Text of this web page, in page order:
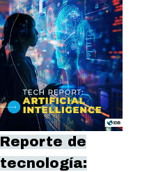
Reporte de
tecnología: